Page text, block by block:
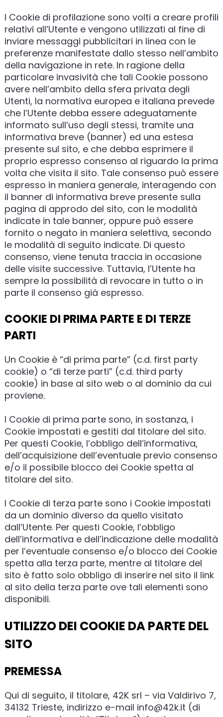
I Cookie di profilazione sono volti a creare profili
relativi all’Utente e vengono utilizzati al fine di
inviare messaggi pubblicitari in linea con le
preferenze manifestate dallo stesso nell’ambito
della navigazione in rete. In ragione della
particolare invasività che tali Cookie possono
avere nell’ambito della sfera privata degli
Utenti, la normativa europea e italiana prevede
che l’Utente debba essere adeguatamente
informato sull’uso degli stessi, tramite una
informativa breve (banner) ed una estesa
presente sul sito, e che debba esprimere il
proprio espresso consenso al riguardo la prima
volta che visita il sito. Tale consenso può essere
espresso in maniera generale, interagendo con
il banner di informativa breve presente sulla
pagina di approdo del sito, con le modalità
indicate in tale banner, oppure può essere
fornito o negato in maniera selettiva, secondo
le modalità di seguito indicate. Di questo
consenso, viene tenuta traccia in occasione
delle visite successive. Tuttavia, l’Utente ha
sempre la possibilità di revocare in tutto o in
parte il consenso già espresso.
COOKIE DI PRIMA PARTE E DI TERZE
PARTI
Un Cookie è “di prima parte” (c.d. first party
cookie) o “di terze parti” (c.d. third party
cookie) in base al sito web o al dominio da cui
proviene.
I Cookie di prima parte sono, in sostanza, i
Cookie impostati e gestiti dal titolare del sito.
Per questi Cookie, l’obbligo dell’informativa,
dell’acquisizione dell’eventuale previo consenso
e/o il possibile blocco dei Cookie spetta al
titolare del sito.
I Cookie di terza parte sono i Cookie impostati
da un dominio diverso da quello visitato
dall’Utente. Per questi Cookie, l’obbligo
dell’informativa e dell’indicazione delle modalità
per l’eventuale consenso e/o blocco dei Cookie
spetta alla terza parte, mentre al titolare del
sito è fatto solo obbligo di inserire nel sito il link
al sito della terza parte ove tali elementi sono
disponibili.
UTILIZZO DEI COOKIE DA PARTE DEL
SITO
PREMESSA
Qui di seguito, il titolare, 42K srl – via Valdirivo 7,
34132 Trieste, indirizzo e-mail info@42k.it (di